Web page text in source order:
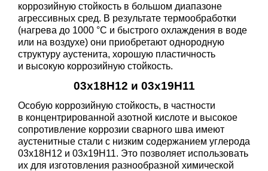
коррозийную стойкость в большом диапазоне
агрессивных сред. В результате термообработки
(нагрева до 1000 °C и быстрого охлаждения в воде
или на воздухе) они приобретают однородную
структуру аустенита, хорошую пластичность
и высокую коррозийную стойкость.
03x18Н12 и 03x19Н11
Особую коррозийную стойкость, в частности
в концентрированной азотной кислоте и высокое
сопротивление коррозии сварного шва имеют
аустенитные стали с низким содержанием углерода
03x18Н12 и 03x19Н11. Это позволяет использовать
их для изготовления разнообразной химической